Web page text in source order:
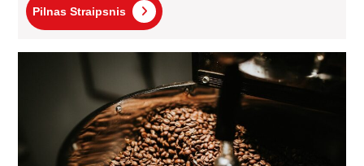
Pilnas Straipsnis
Pilnas
Straipsnis